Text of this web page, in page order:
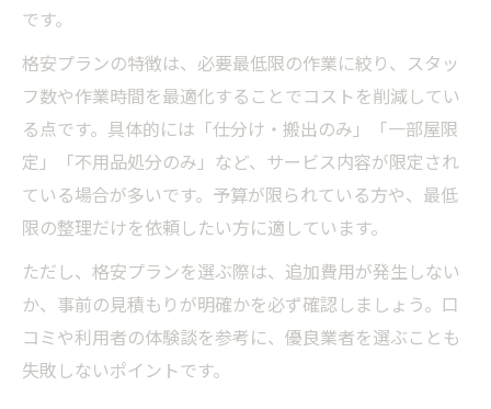
です。
格安プランの特徴は、必要最低限の作業に絞り、スタッ
フ数や作業時間を最適化することでコストを削減してい
る点です。具体的には「仕分け・搬出のみ」「一部屋限
定」「不用品処分のみ」など、サービス内容が限定され
ている場合が多いです。予算が限られている方や、最低
限の整理だけを依頼したい方に適しています。
ただし、格安プランを選ぶ際は、追加費用が発生しない
か、事前の見積もりが明確かを必ず確認しましょう。口
コミや利用者の体験談を参考に、優良業者を選ぶことも
失敗しないポイントです。